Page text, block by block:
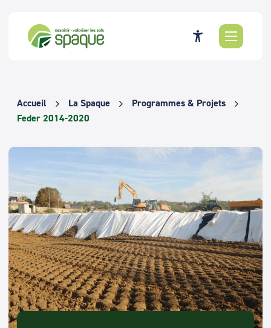
contenu
Accueil La Spaque
Programmes & Projets
Feder 2014-2020